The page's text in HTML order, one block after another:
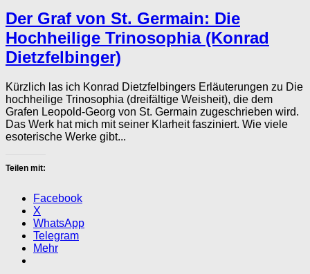
Der Graf von St. Germain: Die
Hochheilige Trinosophia (Konrad
Dietzfelbinger)
Kürzlich las ich Konrad Dietzfelbingers Erläuterungen zu Die
hochheilige Trinosophia (dreifältige Weisheit), die dem
Grafen Leopold-Georg von St. Germain zugeschrieben wird.
Das Werk hat mich mit seiner Klarheit fasziniert. Wie viele
esoterische Werke gibt...
Teilen mit:
Facebook
X
WhatsApp
Telegram
Mehr